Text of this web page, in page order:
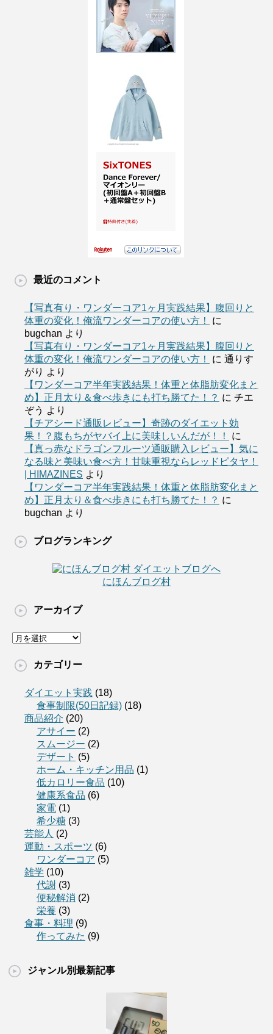
最近のコメント
【写真有り・ワンダーコア1ヶ月実践結果】腹回りと
体重の変化！俺流ワンダーコアの使い方！
に
bugchan より
【写真有り・ワンダーコア1ヶ月実践結果】腹回りと
体重の変化！俺流ワンダーコアの使い方！
に 通りす
がり より
【ワンダーコア半年実践結果！体重と体脂肪変化まと
め】正月太り＆食べ歩きにも打ち勝てた！？ に チエ
ぞう より
【チアシード通販レビュー】奇跡のダイエット効
果！？腹もちがヤバイ上に美味しいんだが！！
に
【真っ赤なドラゴンフルーツ通販購入レビュー】気に
なる味と美味い食べ方！甘味重視ならレッドピタヤ！
| HIMAZINES より
【ワンダーコア半年実践結果！体重と体脂肪変化まと
め】正月太り＆食べ歩きにも打ち勝てた！？ に
bugchan より
ブログランキング
にほんブログ村
アーカイブ
カテゴリー
ダイエット実践 (18)
食事制限(50日記録) (18)
商品紹介 (20)
アサイー (2)
スムージー (2)
デザート (5)
ホーム・キッチン用品 (1)
低カロリー食品 (10)
健康系食品 (6)
家電 (1)
希少糖 (3)
芸能人 (2)
運動・スポーツ (6)
ワンダーコア (5)
雑学 (10)
代謝 (3)
便秘解消 (2)
栄養 (3)
食事・料理 (9)
作ってみた (9)
ジャンル別最新記事